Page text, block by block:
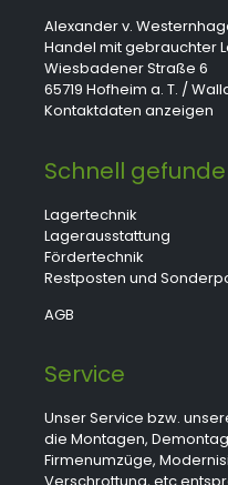
Alexander v.
Handel mit gebrauchter
Wiesbadener Straße 6
65719 Hofheim a. T. /
Kontaktdaten anzeigen
Schnell
Lagertechnik
Lagerausstattung
Fördertechnik
Restposten und
AGB
Service
Unser Service bzw.
die Montagen,
Firmenumzüge,